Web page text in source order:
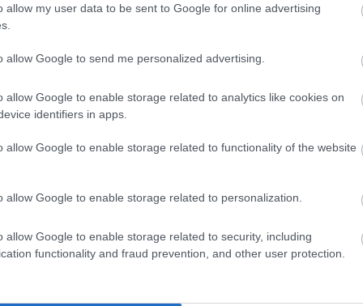
allow my user data to be sent to Google for online advertising
allow Google to send me personalized advertising.
allow Google to enable storage related to analytics like cookies on
identifiers in apps.
allow Google to enable storage related to functionality of the website
allow Google to enable storage related to personalization.
allow Google to enable storage related to security, including
functionality and fraud prevention, and other user protection.
Bár az anyák napja jóval
Apák napja – 5